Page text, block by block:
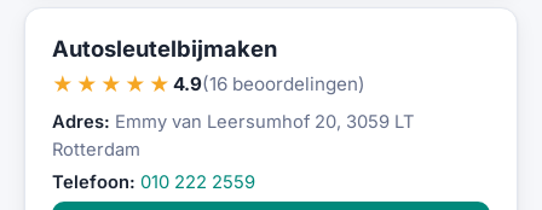
Autosleutelbijmaken
★★★★★ 4.9(16 beoordelingen)
Adres: Emmy van Leersumhof 20, 3059 LT
Rotterdam
Telefoon: 010 222 2559